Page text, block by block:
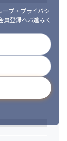
ープ・プライバシ
員登録へお進みく